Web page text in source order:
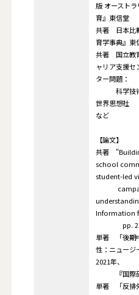
版 オースト
育』東信堂
共著 日本比
育学事典』東
共著 国立教
ャリア支援セ
ター問題：
科学技術
世界思想社
など
【論文】
共著
school
student-led
Information
pp. 25-
単著 「後期
性：ニュージ
2021年、
『国際研
単著 「反排